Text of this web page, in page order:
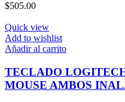
$505.00
Quick view
Add to wishlist
Añadir al carrito
TECLADO
MOUSE AMBOS